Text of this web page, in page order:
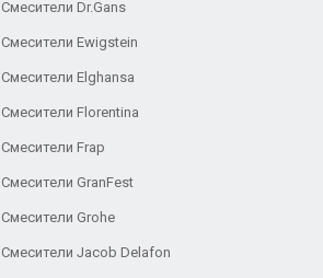
Смесители Dr.Gans
Cмесители Ewigstein
Смесители Elghansa
Смесители Florentina
Смесители Frap
Смесители GranFest
Смесители Grohe
Смесители Jacob Delafon